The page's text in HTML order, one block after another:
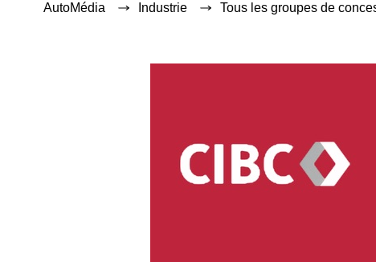
AutoMédia Industrie